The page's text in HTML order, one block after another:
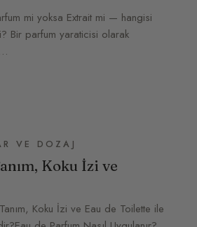
mi yoksa Extrait mi — hangisi
Bir parfum yaraticisi olarak
VE DOZAJ
Koku İzi ve
Koku İzi ve Eau de Toilette ile